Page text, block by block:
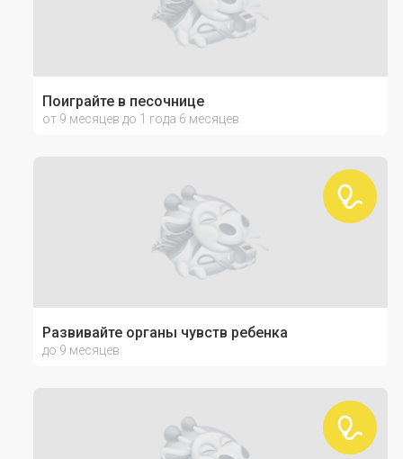
Поиграйте в песочнице
от 9 месяцев до 1 года 6 месяцев
Развивайте органы чувств ребенка
до 9 месяцев